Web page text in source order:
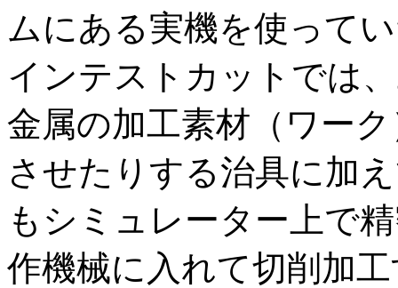
ムにある実機を使って
インテストカットでは
金属の加工素材（ワー
させたりする治具に加
もシミュレーター上で
作機械に入れて切削加